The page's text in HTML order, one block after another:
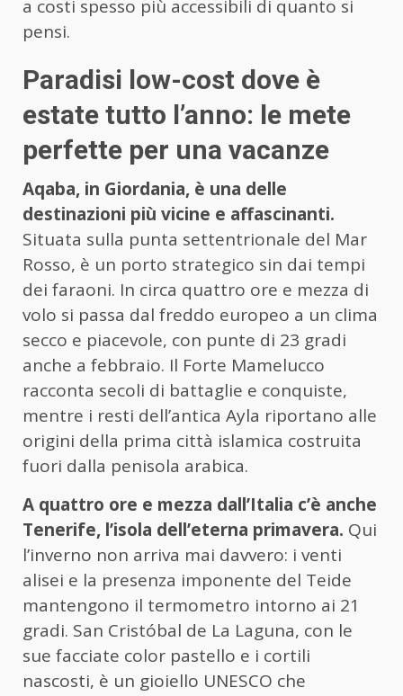
a costi spesso più accessibili di quanto si
pensi.
Paradisi low-cost dove è
estate tutto l’anno: le mete
perfette per una vacanze
Aqaba, in Giordania, è una delle
destinazioni più vicine e affascinanti.
Situata sulla punta settentrionale del Mar
Rosso, è un porto strategico sin dai tempi
dei faraoni. In circa quattro ore e mezza di
volo si passa dal freddo europeo a un clima
secco e piacevole, con punte di 23 gradi
anche a febbraio. Il Forte Mamelucco
racconta secoli di battaglie e conquiste,
mentre i resti dell’antica Ayla riportano alle
origini della prima città islamica costruita
fuori dalla penisola arabica.
A quattro ore e mezza dall’Italia c’è anche
Tenerife, l’isola dell’eterna primavera. Qui
l’inverno non arriva mai davvero: i venti
alisei e la presenza imponente del Teide
mantengono il termometro intorno ai 21
gradi. San Cristóbal de La Laguna, con le
sue facciate color pastello e i cortili
nascosti, è un gioiello UNESCO che